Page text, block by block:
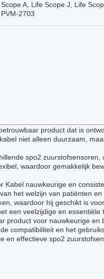
Scope A, Life Scope J, Life
PVM-2703
product dat is
niet alleen duurzaam,
spo2
waardoor gemakkelijk
Kabel nauwkeurige en
het welzijn van patiënten
waardoor hij geschikt is
een veelzijdige en essentiële
product voor nauwkeurige
compatibiliteit en het
en effectieve spo2